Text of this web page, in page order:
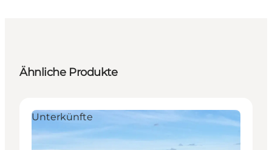
Ähnliche Produkte
Unterkünfte